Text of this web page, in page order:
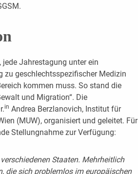
jede Jahrestagung unter ein
zu geschlechtsspezifischer Medizin
kommen muss. So stand die
und Migration“. Die
in Andrea Berzlanovich, Institut für
(MUW), organisiert und geleitet. Für
Stellungnahme zur Verfügung:
Staaten. Mehrheitlich
die sich problemlos im europäischen